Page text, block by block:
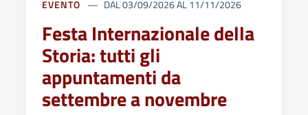
EVENTO DAL 03/09/2026 AL 11/11/2026
Festa Internazionale della
Storia: tutti gli
appuntamenti da
settembre a novembre